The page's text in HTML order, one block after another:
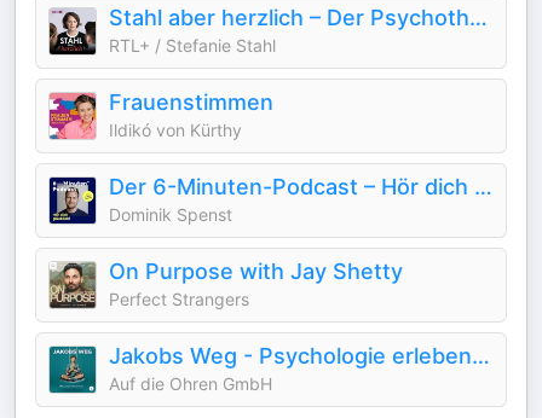
Stahl aber herzlich – Der Psychotherapie-Podcast mit Stefanie Stahl
RTL+ / Stefanie Stahl
Frauenstimmen
Ildikó von Kürthy
Der 6-Minuten-Podcast – Hör dich glücklich!
Dominik Spenst
On Purpose with Jay Shetty
Perfect Strangers
Jakobs Weg - Psychologie erleben mit Lukas Klaschinski
Auf die Ohren GmbH